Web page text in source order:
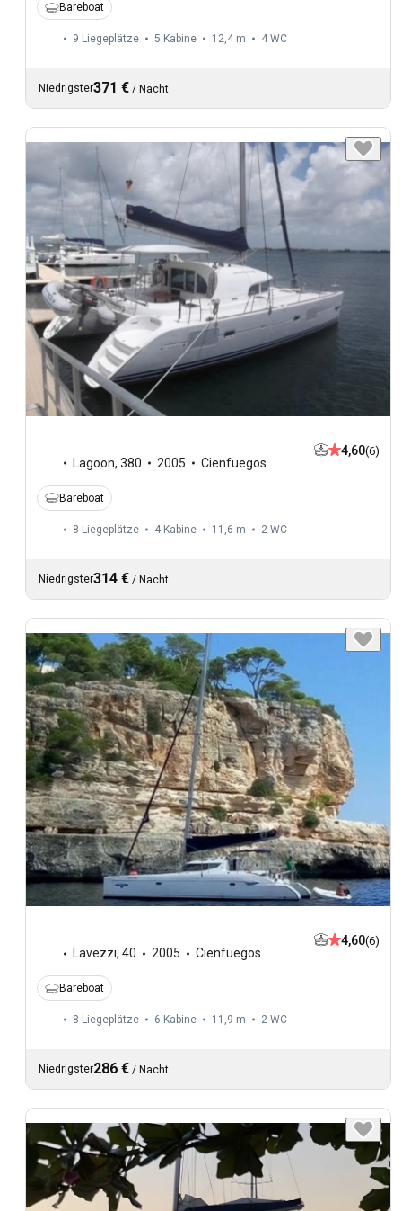
Bareboat
9 Liegeplätze 5 Kabine 12,4 m 4 WC
Niedrigster371 € / Nacht
Lagoon, 380 2005 Cienfuegos
4,60(6)
Bareboat
8 Liegeplätze 4 Kabine 11,6 m 2 WC
Niedrigster314 € / Nacht
Lavezzi, 40 2005 Cienfuegos
4,60(6)
Bareboat
8 Liegeplätze 6 Kabine 11,9 m 2 WC
Niedrigster286 € / Nacht